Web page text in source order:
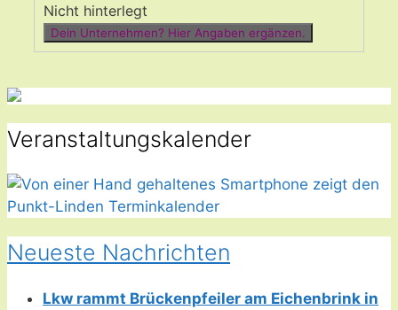
Nicht hinterlegt
Dein Unternehmen? Hier Angaben ergänzen.
Veranstaltungskalender
Neueste Nachrichten
Lkw rammt Brückenpfeiler am Eichenbrink in